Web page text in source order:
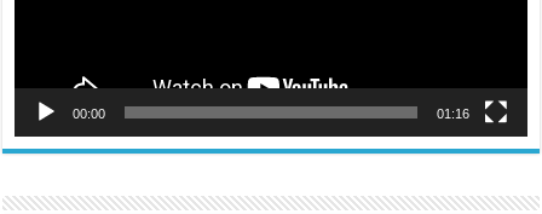
00:00 01:16